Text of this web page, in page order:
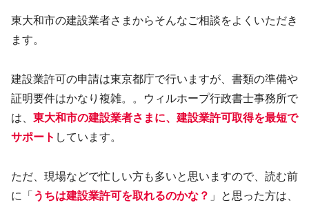
東大和市の建設業者さまからそんなご相談をよくいただき
ます。
建設業許可の申請は東京都庁で行いますが、書類の準備や
証明要件はかなり複雑。。ウィルホープ行政書士事務所で
は、 東大和市の建設業者さまに、建設業許可取得を最短で
サポート しています。
ただ、現場などで忙しい方も多いと思いますので、読む前
に「 うちは建設業許可を取れるのかな？ 」と思った方は、